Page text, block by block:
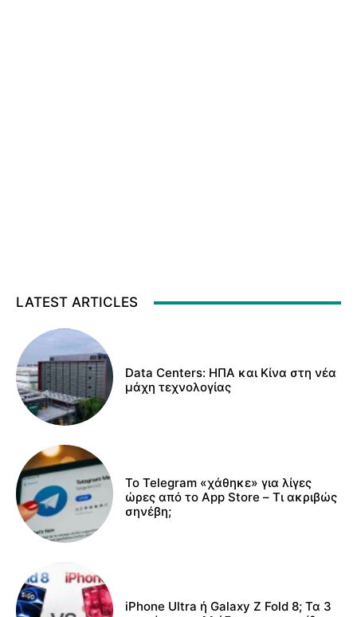
LATEST ARTICLES
Data Centers: ΗΠΑ και Κίνα στη νέα
μάχη τεχνολογίας
Το Telegram «χάθηκε» για λίγες
ώρες από το App Store – Τι ακριβώς
σηνέβη;
iPhone Ultra ή Galaxy Z Fold 8; Τα 3